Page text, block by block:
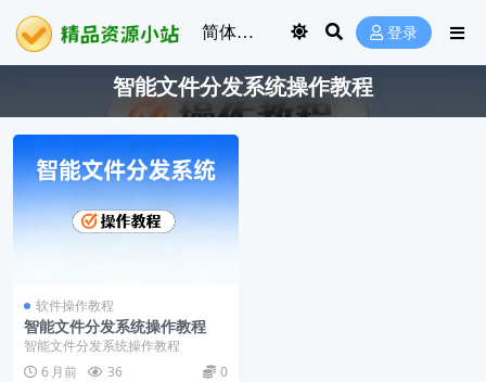
登录
智能文件分发系统操作教程
软件操作教程
智能文件分发系统操作教程
智能文件分发系统操作教程
6 月前
36 0